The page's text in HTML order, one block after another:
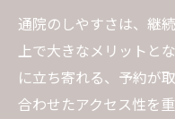
通院のしやすさは、継
上で大きなメリットと
に立ち寄れる、予約が
合わせたアクセス性を